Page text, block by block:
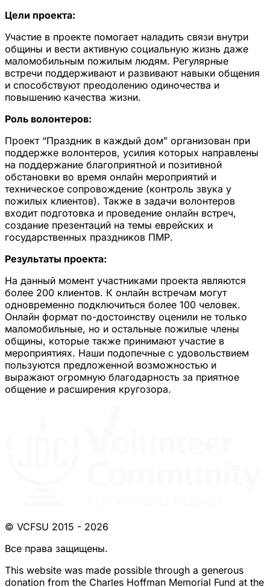
Цели проекта:
Участие в проекте помогает наладить связи внутри
общины и вести активную социальную жизнь даже
маломобильным пожилым людям. Регулярные
встречи поддерживают и развивают навыки общения
и способствуют преодолению одиночества и
повышению качества жизни.
Роль волонтеров:
Проект “Праздник в каждый дом” организован при
поддержке волонтеров, усилия которых направлены
на поддержание благоприятной и позитивной
обстановки во время онлайн мероприятий и
техническое сопровождение (контроль звука у
пожилых клиентов). Также в задачи волонтеров
входит подготовка и проведение онлайн встреч,
создание презентаций на темы еврейских и
государственных праздников ПМР.
Результаты проекта:
На данный момент участниками проекта являются
более 200 клиентов. К онлайн встречам могут
одновременно подключиться более 100 человек.
Онлайн формат по-достоинству оценили не только
маломобильные, но и остальные пожилые члены
общины, которые также принимают участие в
мероприятиях. Наши подопечные с удовольствием
пользуются предложенной возможностью и
выражают огромную благодарность за приятное
общение и расширения кругозора.
© VCFSU 2015 - 2026
Все права защищены.
This website was made possible through a generous
donation from the Charles Hoffman Memorial Fund at the